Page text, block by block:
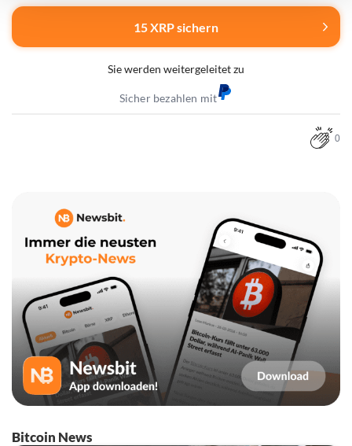
15 XRP sichern
Sie werden weitergeleitet zu
Sicher bezahlen mit
0
Bitcoin News